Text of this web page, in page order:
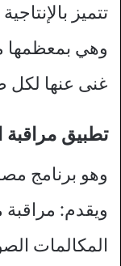
تتميز
وهي بمعظمها
غنى عنها لكل
تطبيق مراقبة
وهو برنامج
ويقدم:
المكالمات